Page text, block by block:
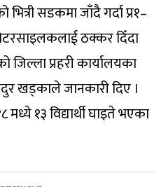
भित्री सडकमा जाँदै गर्दा प्र१–
ठक्कर दिँदा
जिल्ला प्रहरी कार्यालयका
खड्काले जानकारी दिए ।
१३ विद्यार्थी घाइते भएका